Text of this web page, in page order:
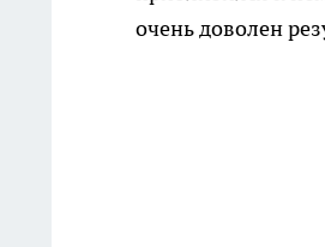
очень доволен